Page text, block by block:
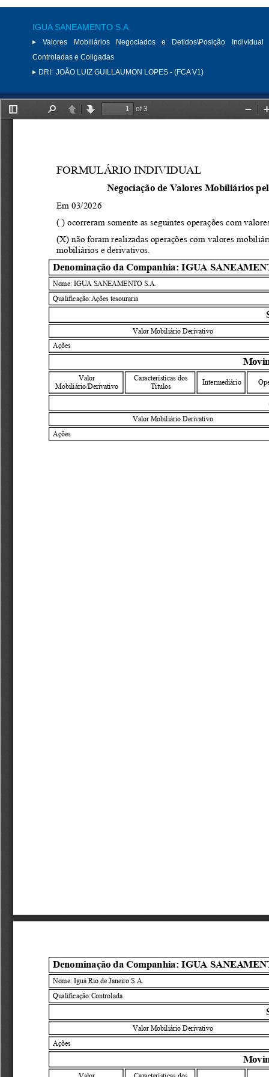
IGUA SANEAMENTO S.A.
Valores Mobiliários Negociados e Detidos\Posição
Controladas e Coligadas
DRI: JOÃO LUIZ GUILLAUMON LOPES - (FCA V1)